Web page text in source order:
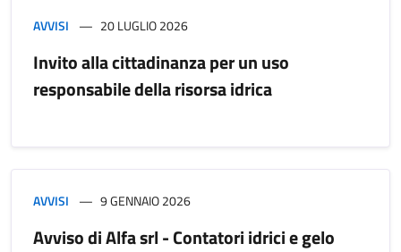
AVVISI 20 LUGLIO 2026
Invito alla cittadinanza per un uso
responsabile della risorsa idrica
AVVISI 9 GENNAIO 2026
Avviso di Alfa srl - Contatori idrici e gelo